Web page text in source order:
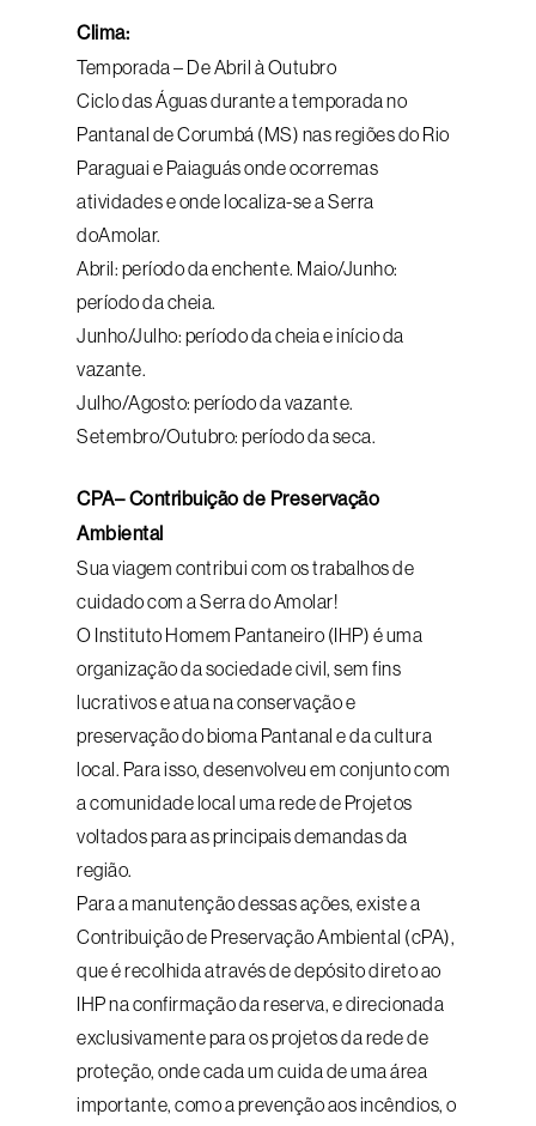
Clima:
Temporada – De Abril à Outubro
Ciclo das Águas durante a temporada no
Pantanal de Corumbá (MS) nas regiões do Rio
Paraguai e Paiaguás onde ocorremas
atividades e onde localiza-se a Serra
doAmolar.
Abril: período da enchente. Maio/Junho:
período da cheia.
Junho/Julho: período da cheia e início da
vazante.
Julho/Agosto: período da vazante.
Setembro/Outubro: período da seca.
CPA– Contribuição de Preservação
Ambiental
Sua viagem contribui com os trabalhos de
cuidado com a Serra do Amolar!
O Instituto Homem Pantaneiro (IHP) é uma
organização da sociedade civil, sem fins
lucrativos e atua na conservação e
preservação do bioma Pantanal e da cultura
local. Para isso, desenvolveu em conjunto com
a comunidade local uma rede de Projetos
voltados para as principais demandas da
região.
Para a manutenção dessas ações, existe a
Contribuição de Preservação Ambiental (cPA),
que é recolhida através de depósito direto ao
IHP na confirmação da reserva, e direcionada
exclusivamente para os projetos da rede de
proteção, onde cada um cuida de uma área
importante, como a prevenção aos incêndios, o